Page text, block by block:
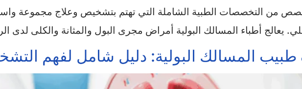
من التخصصات الطبية الشاملة التي تهتم بتشخيص وعلاج مجموعة
يعالج أطباء المسالك البولية أمراض مجرى البول والمثانة والكلى لدى
المسالك البولية: دليل شامل لفهم